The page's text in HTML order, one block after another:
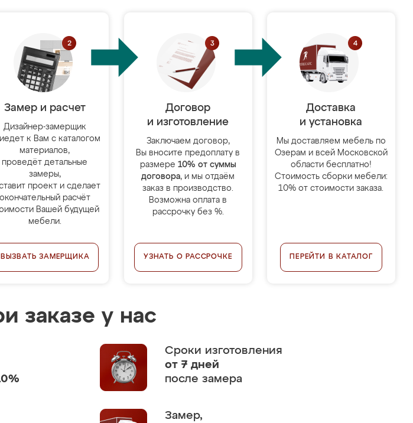
Замер и расчет
Дизайнер-замерщик
к Вам с каталогом
материалов,
проведёт детальные
замеры,
проект и сделает
окончательный расчёт
Вашей будущей
мебели.
ВЫЗВАТЬ ЗАМЕРЩИКА
Договор
и изготовление
Заключаем договор,
Вы вносите предоплату в
размере 10% от суммы
договора, и мы отдаём
заказ в производство.
Возможна оплата в
рассрочку без %.
УЗНАТЬ О РАССРОЧКЕ
Доставка
и установка
Мы доставляем мебель по
Озерам и всей Московской
области бесплатно!
Стоимость сборки мебели:
10% от стоимости заказа.
ПЕРЕЙТИ В КАТАЛОГ
заказе у нас
Сроки изготовления
от 7 дней
после замера
Замер,